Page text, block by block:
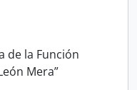
de la Función
Mera”